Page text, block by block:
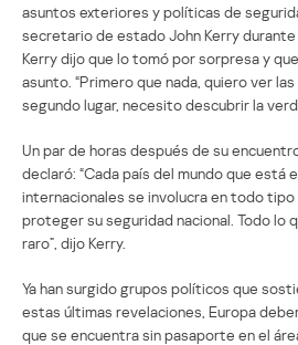
asuntos exteriores y políticas de
secretario de estado John Kerry durante
Kerry dijo que lo tomó por sorpresa y
asunto. “Primero que nada, quiero ver
segundo lugar, necesito descubrir la
Un par de horas después de su
declaró: “Cada país del mundo que está
internacionales se involucra en todo
proteger su seguridad nacional. Todo lo
raro”, dijo Kerry.
Ya han surgido grupos políticos que
estas últimas revelaciones, Europa
que se encuentra sin pasaporte en el